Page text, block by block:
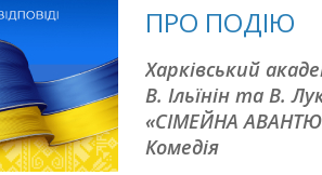
ПРО ПОДІЮ
Харківський
В. Ільїнін та В.
«СІМЕЙНА
Комедія